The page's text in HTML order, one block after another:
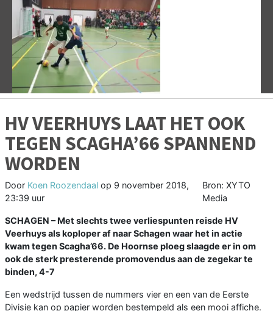
Vorige
HV VEERHUYS LAAT HET OOK
TEGEN SCAGHA’66 SPANNEND
WORDEN
Door Koen Roozendaal op 9 november 2018,
23:39 uur
Bron: XYTO
Media
SCHAGEN – Met slechts twee verliespunten reisde HV
Veerhuys als koploper af naar Schagen waar het in actie
kwam tegen Scagha’66. De Hoornse ploeg slaagde er in om
ook de sterk presterende promovendus aan de zegekar te
binden, 4-7
Een wedstrijd tussen de nummers vier en een van de Eerste
Divisie kan op papier worden bestempeld als een mooi affiche.